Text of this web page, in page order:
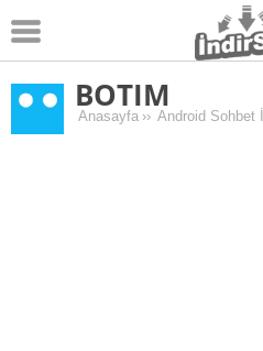
Android
Pc Oyunları
BOTIM
Anasayfa ›› Android Sohbet